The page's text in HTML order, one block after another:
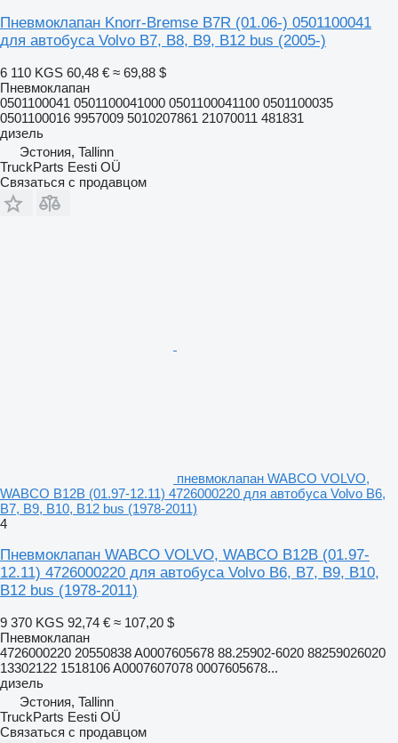
Пневмоклапан Knorr-Bremse B7R (01.06-) 0501100041
для автобуса Volvo B7, B8, B9, B12 bus (2005-)
6 110 KGS 60,48 € ≈ 69,88 $
Пневмоклапан
0501100041 0501100041000 0501100041100 0501100035
0501100016 9957009 5010207861 21070011 481831
дизель
Эстония, Tallinn
TruckParts Eesti OÜ
Связаться с продавцом
пневмоклапан WABCO VOLVO,
WABCO B12B (01.97-12.11) 4726000220 для автобуса Volvo B6,
B7, B9, B10, B12 bus (1978-2011)
4
Пневмоклапан WABCO VOLVO, WABCO B12B (01.97-
12.11) 4726000220 для автобуса Volvo B6, B7, B9, B10,
B12 bus (1978-2011)
9 370 KGS 92,74 € ≈ 107,20 $
Пневмоклапан
4726000220 20550838 A0007605678 88.25902-6020 88259026020
13302122 1518106 A0007607078 0007605678...
дизель
Эстония, Tallinn
TruckParts Eesti OÜ
Связаться с продавцом